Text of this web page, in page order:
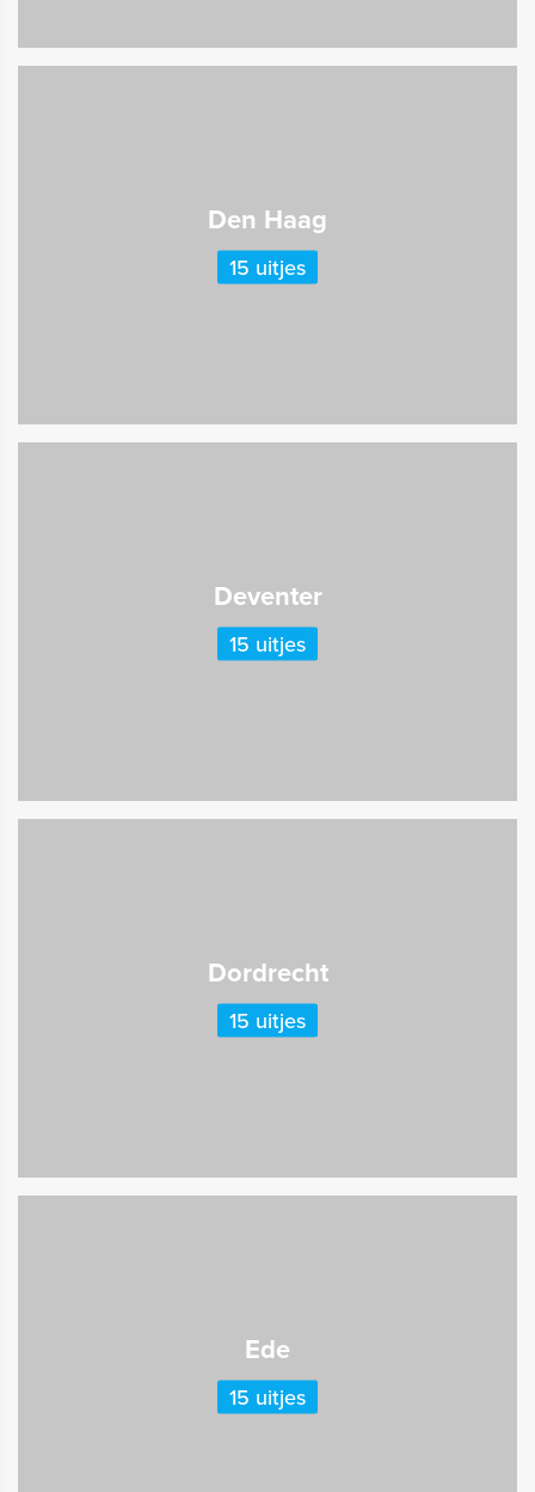
Den Haag
15 uitjes
Deventer
15 uitjes
Dordrecht
15 uitjes
Ede
15 uitjes